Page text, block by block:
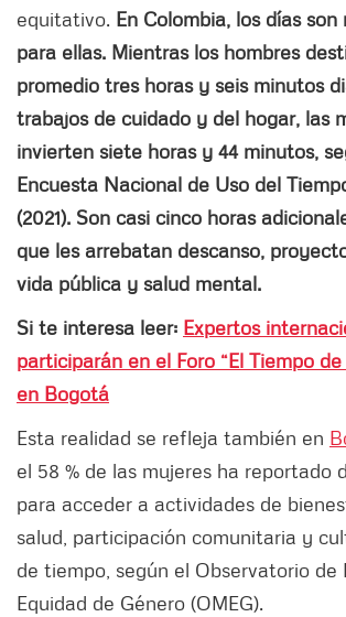
equitativo. En Colombia, los días son
para ellas. Mientras los hombres
promedio tres horas y seis minutos
trabajos de cuidado y del hogar, las
invierten siete horas y 44 minutos,
Encuesta Nacional de Uso del
(2021). Son casi cinco horas
que les arrebatan descanso,
vida pública y salud mental.
Si te interesa leer: Expertos
participarán en el Foro “El Tiempo de
en Bogotá
Esta realidad se refleja también en
el 58 % de las mujeres ha reportado
para acceder a actividades de
salud, participación comunitaria y
de tiempo, según el Observatorio de
Equidad de Género (OMEG).